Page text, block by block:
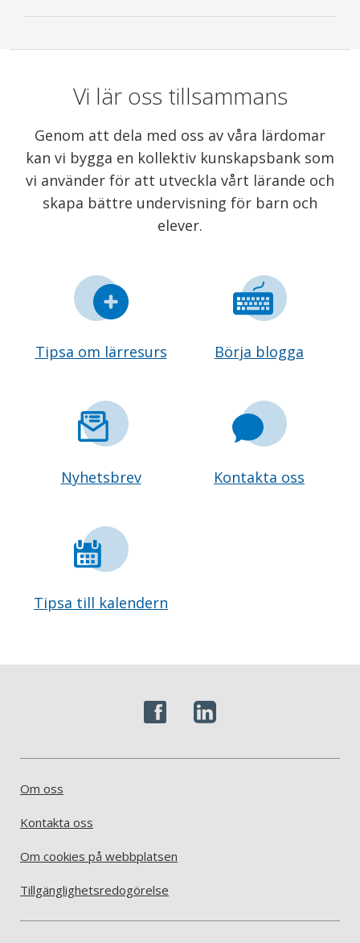
Vi lär oss tillsammans
Genom att dela med oss av våra lärdomar
kan vi bygga en kollektiv kunskapsbank som
vi använder för att utveckla vårt lärande och
skapa bättre undervisning för barn och
elever.
Tipsa om lärresurs Börja blogga
Nyhetsbrev Kontakta oss
Tipsa till kalendern
Om oss
Kontakta oss
Om cookies på webbplatsen
Tillgänglighetsredogörelse